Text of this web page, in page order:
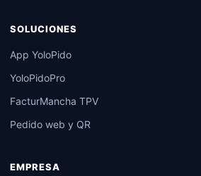
SOLUCIONES
App YoloPido
YoloPidoPro
FacturMancha TPV
Pedido web y QR
EMPRESA